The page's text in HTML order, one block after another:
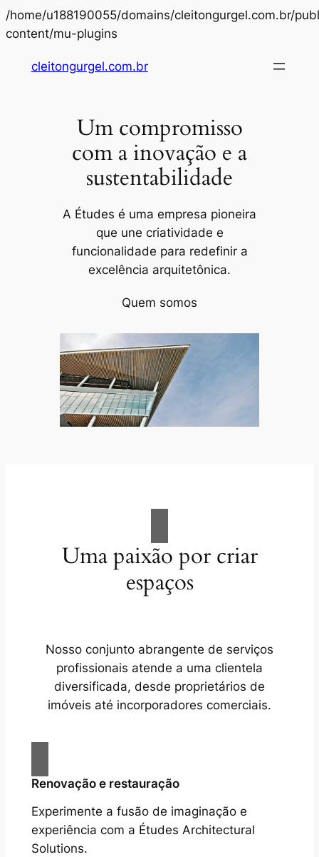
/home/u188190055/domains/cleitongurgel.com.br/
content/mu-plugins
o
cleitongurgel.com.br
Um compromisso
com a inovação e a
sustentabilidade
A Études é uma empresa pioneira
que une criatividade e
funcionalidade para redefinir a
excelência arquitetônica.
Quem somos
Uma paixão por criar
espaços
Nosso conjunto abrangente de serviços
profissionais atende a uma clientela
diversificada, desde proprietários de
imóveis até incorporadores comerciais.
Renovação e restauração
Experimente a fusão de imaginação e
experiência com a Études Architectural
Solutions.